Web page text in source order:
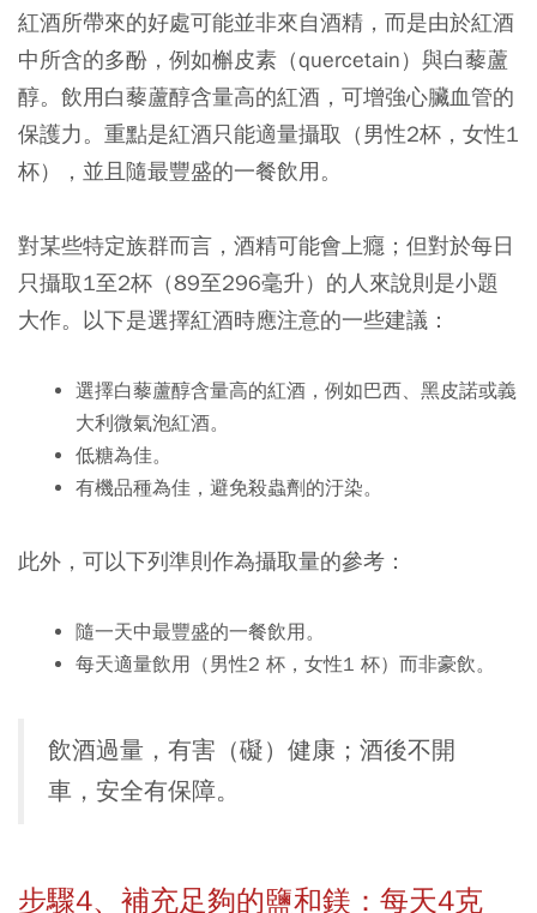
紅酒所帶來的好處可能並非來自酒精，而是由於紅酒
中所含的多酚，例如槲皮素（quercetain）與白藜蘆
醇。飲用白藜蘆醇含量高的紅酒，可增強心臟血管的
保護力。重點是紅酒只能適量攝取（男性2杯，女性1
杯），並且隨最豐盛的一餐飲用。
對某些特定族群而言，酒精可能會上癮；但對於每日
只攝取1至2杯（89至296毫升）的人來說則是小題
大作。以下是選擇紅酒時應注意的一些建議：
選擇白藜蘆醇含量高的紅酒，例如巴西、黑皮諾或義
大利微氣泡紅酒。
低糖為佳。
有機品種為佳，避免殺蟲劑的汙染。
此外，可以下列準則作為攝取量的參考：
隨一天中最豐盛的一餐飲用。
每天適量飲用（男性2 杯，女性1 杯）而非豪飲。
飲酒過量，有害（礙）健康；酒後不開
車，安全有保障。
步驟4、 補充足夠的鹽和鎂：每天4克